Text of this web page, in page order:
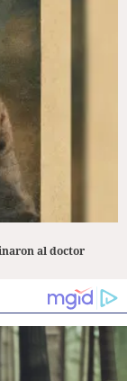
al doctor